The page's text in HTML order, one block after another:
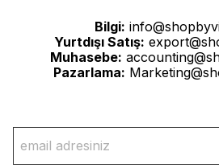
Bilgi:
Yurtdışı Satış:
Muhasebe:
Pazarlama: